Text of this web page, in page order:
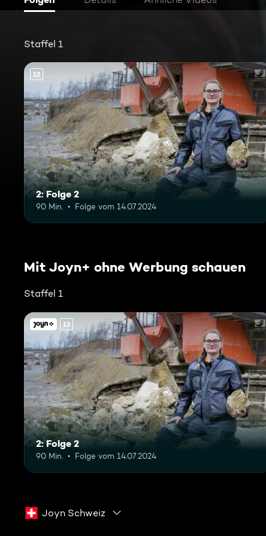
Staffel 1
12
2: Folge 2
90 Min. Folge vom 14.07.2024
Mit Joyn+ ohne Werbung schauen
Staffel 1
12
2: Folge 2
90 Min. Folge vom 14.07.2024
Joyn Schweiz